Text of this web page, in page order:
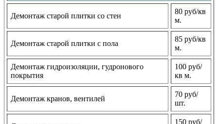
Демонтаж старой плитки со стен
80 руб/кв
м.
Демонтаж старой плитки с пола
85 руб/кв
м.
Демонтаж гидроизоляции, гудронового
покрытия
100 руб/
кв м.
Демонтаж кранов, вентилей
70 руб/
шт.
150 руб/